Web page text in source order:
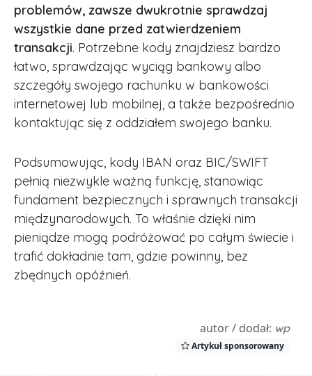
problemów, zawsze dwukrotnie sprawdzaj
wszystkie dane przed zatwierdzeniem
transakcji. Potrzebne kody znajdziesz bardzo
łatwo, sprawdzając wyciąg bankowy albo
szczegóły swojego rachunku w bankowości
internetowej lub mobilnej, a także bezpośrednio
kontaktując się z oddziałem swojego banku.
Podsumowując, kody IBAN oraz BIC/SWIFT
pełnią niezwykle ważną funkcję, stanowiąc
fundament bezpiecznych i sprawnych transakcji
międzynarodowych. To właśnie dzięki nim
pieniądze mogą podróżować po całym świecie i
trafić dokładnie tam, gdzie powinny, bez
zbędnych opóźnień.
autor / dodał: wp
Artykuł sponsorowany